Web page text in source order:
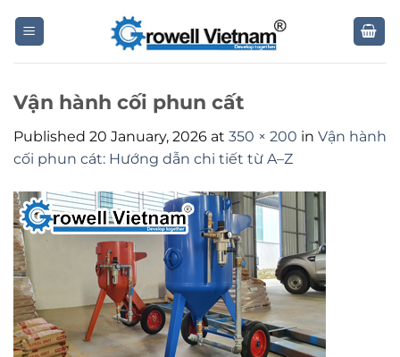
Vận hành cối phun cất
Published 20 January, 2026 at 350 × 200 in Vận hành
cối phun cát: Hướng dẫn chi tiết từ A–Z